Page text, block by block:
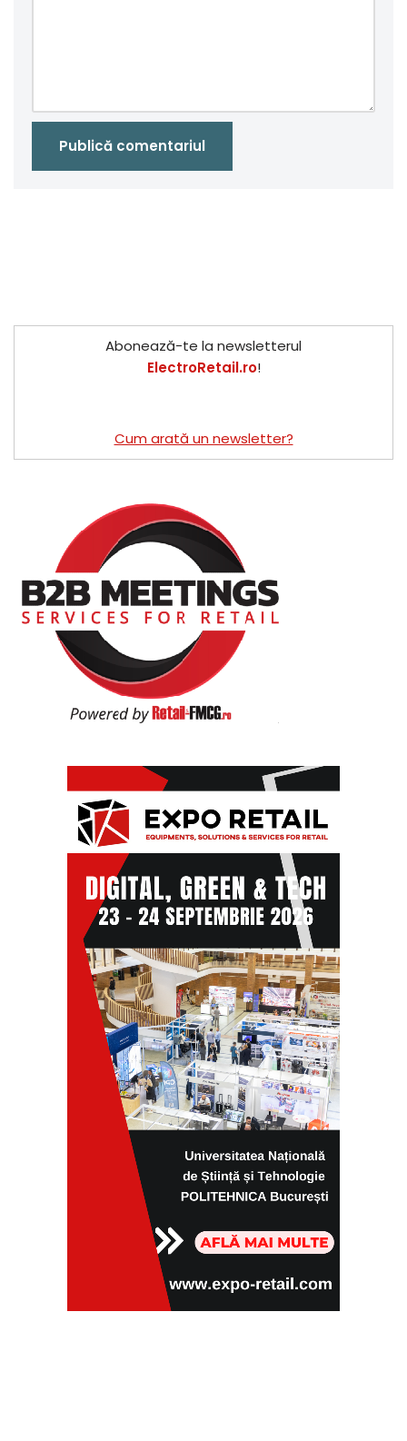
Abonează-te la newsletterul
ElectroRetail.ro!
Cum arată un newsletter?